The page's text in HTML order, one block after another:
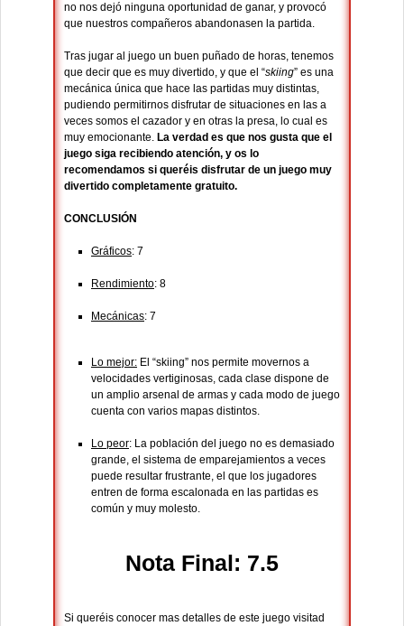
no nos dejó ninguna oportunidad de ganar, y provocó
que nuestros compañeros abandonasen la partida.
Tras jugar al juego un buen puñado de horas, tenemos
que decir que es muy divertido, y que el “skiing” es una
mecánica única que hace las partidas muy distintas,
pudiendo permitirnos disfrutar de situaciones en las a
veces somos el cazador y en otras la presa, lo cual es
muy emocionante. La verdad es que nos gusta que el
juego siga recibiendo atención, y os lo
recomendamos si queréis disfrutar de un juego muy
divertido completamente gratuito.
CONCLUSIÓN
Gráficos: 7
Rendimiento: 8
Mecánicas: 7
Lo mejor: El “skiing” nos permite movernos a
velocidades vertiginosas, cada clase dispone de
un amplio arsenal de armas y cada modo de juego
cuenta con varios mapas distintos.
Lo peor: La población del juego no es demasiado
grande, el sistema de emparejamientos a veces
puede resultar frustrante, el que los jugadores
entren de forma escalonada en las partidas es
común y muy molesto.
Nota Final: 7.5
Si queréis conocer mas detalles de este juego visitad